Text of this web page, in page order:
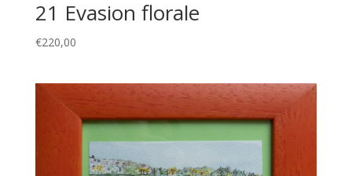
21 Evasion florale
€220,00